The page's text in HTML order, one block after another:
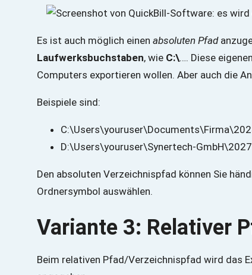
Es ist auch möglich einen absoluten Pfad
Laufwerksbuchstaben, wie C:\…. Diese
Computers exportieren wollen. Aber auch die
Beispiele sind:
D:\Users\youruser\Synertech-GmbH\2027
Den absoluten Verzeichnispfad können Sie
Ordnersymbol auswählen.
Variante 3: Relativer
Beim relativen Pfad/Verzeichnispfad wird das